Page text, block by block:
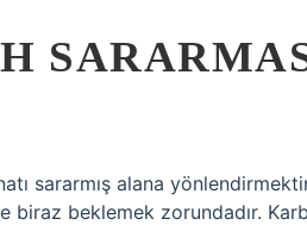
sararmış alana
beklemek zorundadır.